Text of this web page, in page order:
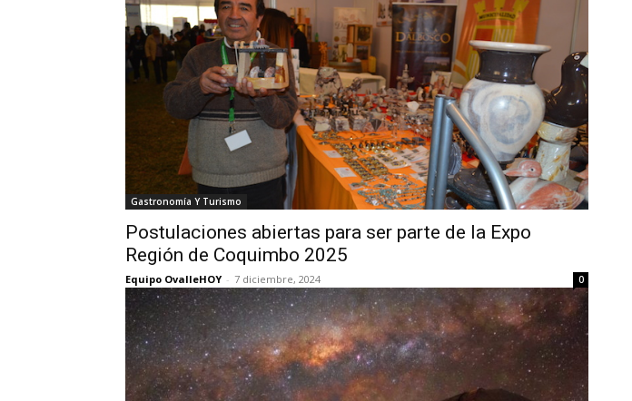
Gastronomía Y Turismo
Postulaciones abiertas para ser parte de la Expo
Región de Coquimbo 2025
Equipo OvalleHOY - 7 diciembre, 2024 0